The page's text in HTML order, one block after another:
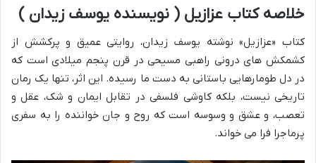
خلاصه کتاب عزازیل ( نویسنده یوسف زیدان )
کتاب «عزازیل» نوشته یوسف زیدان، روایتی عمیق و پرکشش از
کشمکش های درونی راهبی مسیحی در قرن پنجم میلادی است که
در دل طومارهایی باستانی به دست ما رسیده. این اثر، تنها یک رمان
تاریخی نیست، بلکه کاوشی فلسفی در تقابل ایمان و شک، عقل و
تعصب، و عشق و وسوسه است که روح و جان خواننده را به سفری
پرماجرا فرا می خواند.